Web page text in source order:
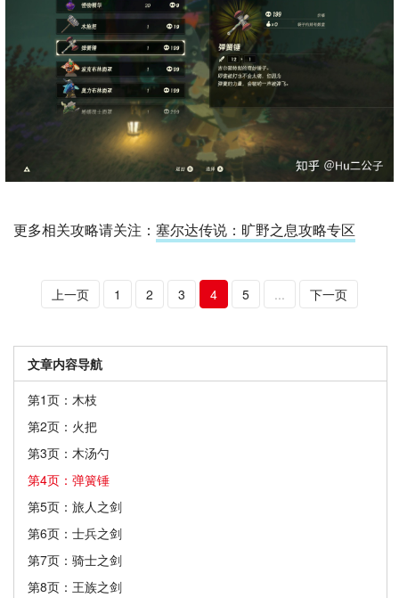
更多相关攻略请关注： 塞尔达传说：旷野之息攻略专区
上一页 1 2 3 4 5 ... 下一页
文章内容导航
第1页：木枝
第2页：火把
第3页：木汤勺
第4页：弹簧锤
第5页：旅人之剑
第6页：士兵之剑
第7页：骑士之剑
第8页：王族之剑